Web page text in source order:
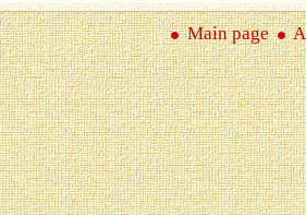
Main page